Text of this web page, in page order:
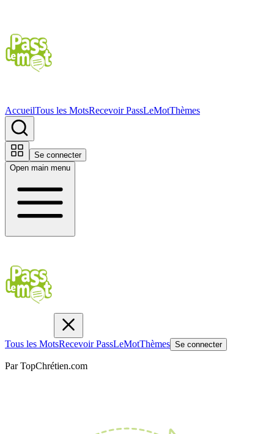
AccueilTous les MotsRecevoir PassLeMotThèmes
Se connecter
Open main menu
Tous les MotsRecevoir PassLeMotThèmes Se connecter
Par TopChrétien.com